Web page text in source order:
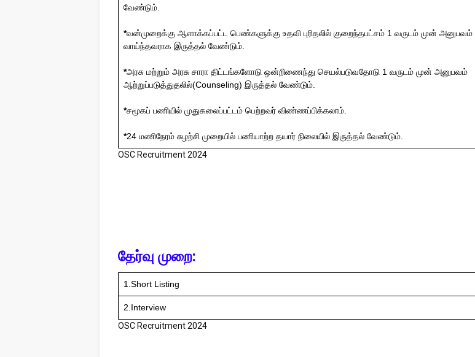
வேண்டும்.
*வன்முறைக்கு ஆளாக்கப்பட்ட பெண்களுக்கு உதவி புரிதலில் குறைந்தபட்சம் 1 வருடம் முன் அனுபவம்
வாய்ந்தவராக இருத்தல் வேண்டும்.
*அரசு மற்றும் அரசு சாரா திட்டங்களோடு ஒன்றிணைந்து செயல்படுவதோடு 1 வருடம் முன் அனுபவம்
ஆற்றுப்படுத்துதலில்(Counseling) இருத்தல் வேண்டும்.
*சமூகப் பணியில் முதுகலைப்பட்டம் பெற்றவர் விண்ணப்பிக்கலாம்.
*24 மணிநேரம் சுழற்சி முறையில் பணியாற்ற தயார் நிலையில் இருத்தல் வேண்டும்.
OSC Recruitment 2024
தேர்வு முறை:
1.Short Listing
2.Interview
OSC Recruitment 2024